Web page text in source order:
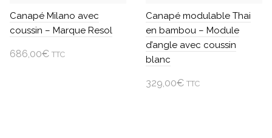
sur
la
page
du
produit
Canapé Milano avec
coussin – Marque Resol
686,00€ TTC
Canapé modulable Thai
en bambou – Module
d’angle avec coussin
blanc
329,00€ TTC